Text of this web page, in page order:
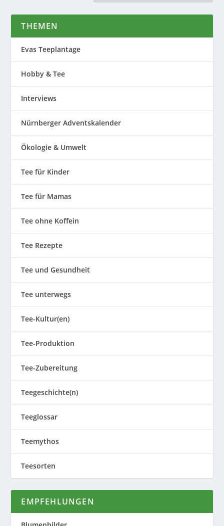
THEMEN
Evas Teeplantage
Hobby & Tee
Interviews
Nürnberger Adventskalender
Ökologie & Umwelt
Tee für Kinder
Tee für Mamas
Tee ohne Koffein
Tee Rezepte
Tee und Gesundheit
Tee unterwegs
Tee-Kultur(en)
Tee-Produktion
Tee-Zubereitung
Teegeschichte(n)
Teeglossar
Teemythos
Teesorten
EMPFEHLUNGEN